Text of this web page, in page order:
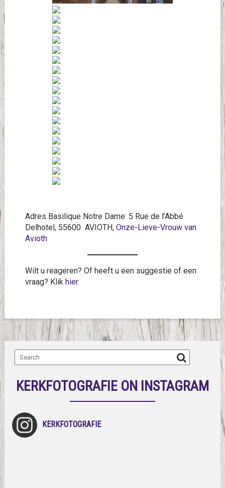
Adres Basilique Notre Dame: 5 Rue de l’Abbé
Delhotel, 55600 AVIOTH, Onze-Lieve-Vrouw van
Avioth
Wilt u reageren? Of heeft u een suggestie of een
vraag? Klikhier.
KERKFOTOGRAFIE ON INSTAGRAM
KERKFOTOGRAFIE